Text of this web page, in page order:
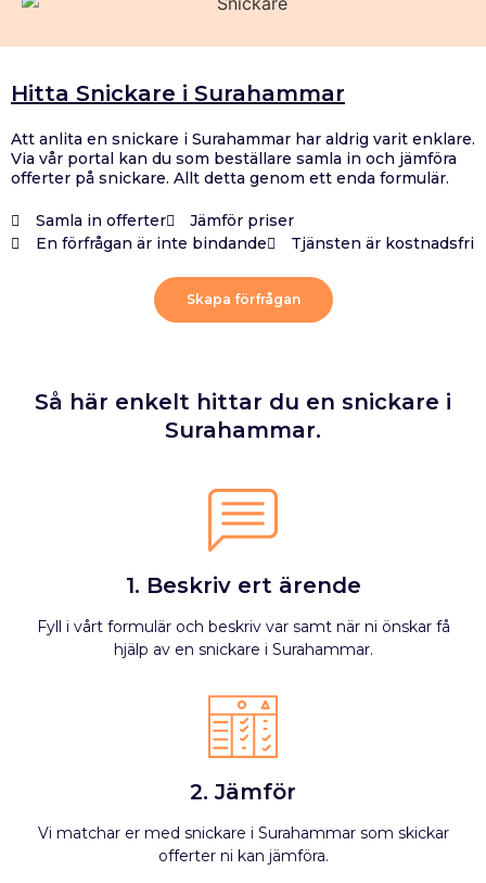
Hitta Snickare i Surahammar
Att anlita en snickare i Surahammar har aldrig varit enklare.
Via vår portal kan du som beställare samla in och jämföra
offerter på snickare. Allt detta genom ett enda formulär.
Samla in offerter
Jämför priser
En förfrågan är inte bindande
Tjänsten är kostnadsfri
Skapa förfrågan
Så här enkelt hittar du en snickare i
Surahammar.
1. Beskriv ert ärende
Fyll i vårt formulär och beskriv var samt när ni önskar få
hjälp av en snickare i Surahammar.
2. Jämför
Vi matchar er med snickare i Surahammar som skickar
offerter ni kan jämföra.